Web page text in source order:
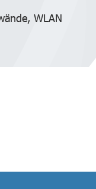
WLAN